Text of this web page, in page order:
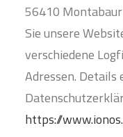
56410 Montabaur
Sie unsere
verschiedene
Adressen. Details
https://